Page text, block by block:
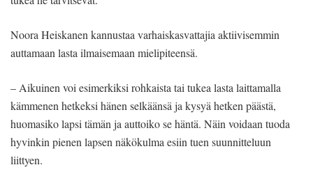
Noora Heiskanen kannustaa varhaiskasvattajia aktiivisemmin
auttamaan lasta ilmaisemaan mielipiteensä.
– Aikuinen voi esimerkiksi rohkaista tai tukea lasta laittamalla
kämmenen hetkeksi hänen selkäänsä ja kysyä hetken päästä,
huomasiko lapsi tämän ja auttoiko se häntä. Näin voidaan tuoda
hyvinkin pienen lapsen näkökulma esiin tuen suunnitteluun
liittyen.